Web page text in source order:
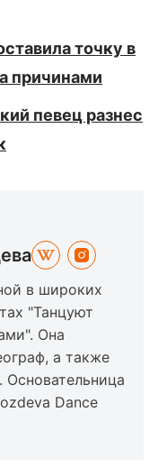
точку в
причинами
певец разнес
в широких
"Танцуют
Она
а также
. Основательница
Dance